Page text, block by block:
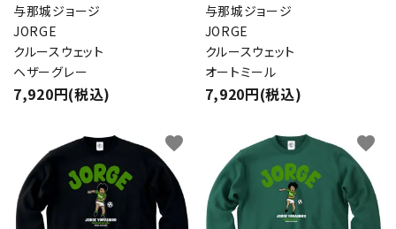
与那城ジョージ
JORGE
クルースウェット
ヘザーグレー
7,920円(税込)
与那城ジョージ
JORGE
クルースウェット
オートミール
7,920円(税込)
favorite favorite